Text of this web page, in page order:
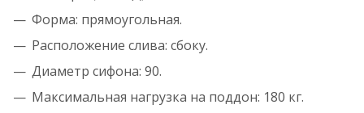
Форма: прямоугольная.
Расположение слива: сбоку.
Диаметр сифона: 90.
Максимальная нагрузка на поддон: 180 кг.